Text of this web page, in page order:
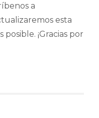
a
esta
¡Gracias por